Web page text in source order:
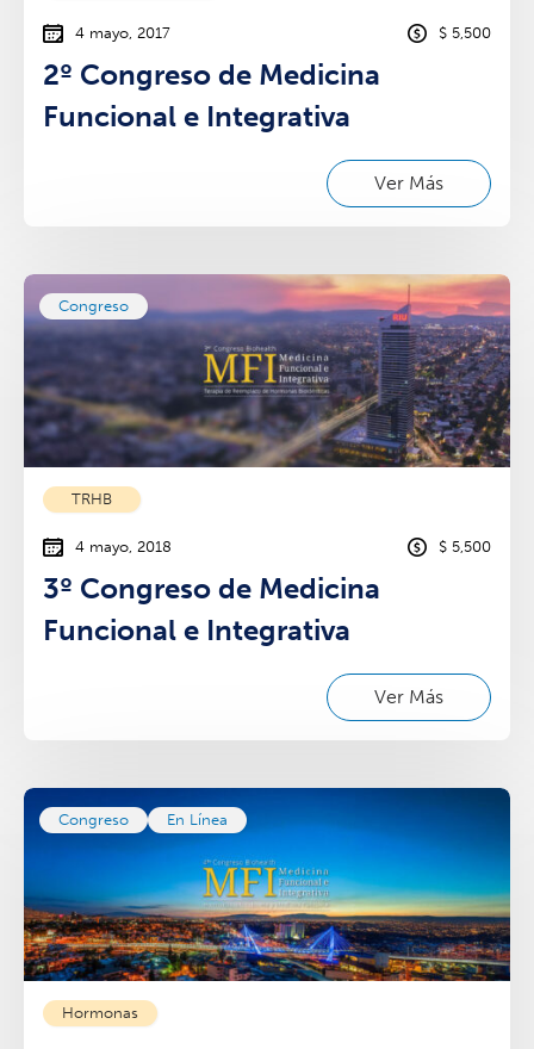
4 mayo, 2017 $ 5,500
2º Congreso de Medicina
Funcional e Integrativa
Ver Más
Congreso
TRHB
4 mayo, 2018 $ 5,500
3º Congreso de Medicina
Funcional e Integrativa
Ver Más
Congreso En Línea
Hormonas